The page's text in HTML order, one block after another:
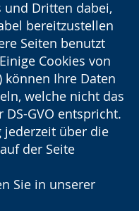
und Dritten dabei,
bereitzustellen
Seiten benutzt
Cookies von
können Ihre Daten
welche nicht das
DS-GVO entspricht.
jederzeit über die
der Seite
Sie in unserer